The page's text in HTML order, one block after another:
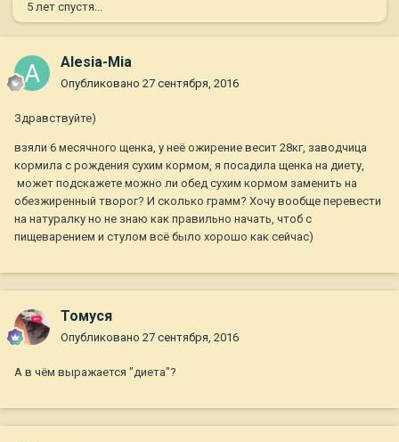
5 лет спустя...
Alesia-Mia
Опубликовано 27 сентября, 2016
Здравствуйте)
взяли 6 месячного щенка, у неё ожирение весит 28кг, заводчица
кормила с рождения сухим кормом, я посадила щенка на диету,
может подскажете можно ли обед сухим кормом заменить на
обезжиренный творог? И сколько грамм? Хочу вообще перевести
на натуралку но не знаю как правильно начать, чтоб с
пищеварением и стулом всё было хорошо как сейчас)
Томуся
Опубликовано 27 сентября, 2016
А в чём выражается "диета"?